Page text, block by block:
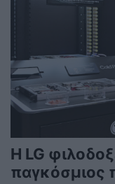
Η LG
παγκόσμιος